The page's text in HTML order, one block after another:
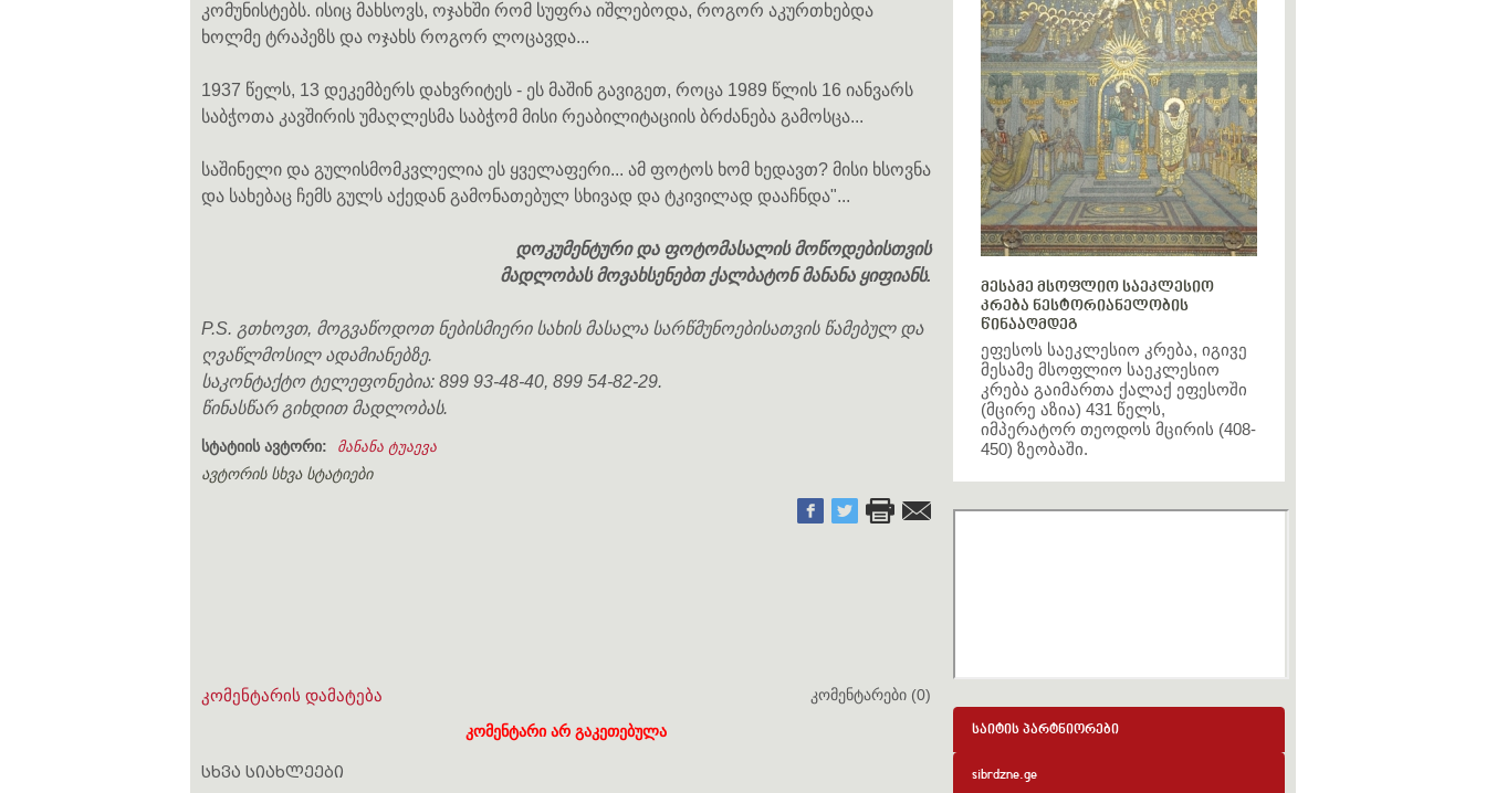
კომუნისტებს. ისიც მახსოვს, ოჯახში რომ სუფრა იშლებოდა, როგორ აკურთხებდა
ხოლმე ტრაპეზს და ოჯახს როგორ ლოცავდა...
1937 წელს, 13 დეკემბერს დახვრიტეს - ეს მაშინ გავიგეთ, როცა 1989 წლის 16 იანვარს
საბჭოთა კავშირის უმაღლესმა საბჭომ მისი რეაბილიტაციის ბრძანება გამოსცა...
საშინელი და გულისმომკვლელია ეს ყველაფერი... ამ ფოტოს ხომ ხედავთ? მისი ხსოვნა
და სახებაც ჩემს გულს აქედან გამონათებულ სხივად და ტკივილად დააჩნდა"...
დოკუმენტური და ფოტომასალის მოწოდებისთვის
მადლობას მოვახსენებთ ქალბატონ მანანა ყიფიანს.
P.S. გთხოვთ, მოგვაწოდოთ ნებისმიერი სახის მასალა სარწმუნოებისათვის წამებულ და
ღვაწლმოსილ ადამიანებზე.
საკონტაქტო ტელეფონებია: 899 93-48-40, 899 54-82-29.
წინასწარ გიხდით მადლობას.
სტატიის ავტორი: მანანა ტუაევა
ავტორის სხვა სტატიები
კომენტარის დამატება კომენტარები (0)
კომენტარი არ გაკეთებულა
სხვა სიახლეები
მესამე მსოფლიო საეკლესიო
კრება ნესტორიანელობის
წინააღმდეგ
ეფესოს საეკლესიო კრება, იგივე
მესამე მსოფლიო საეკლესიო
კრება გაიმართა ქალაქ ეფესოში
(მცირე აზია) 431 წელს,
იმპერატორ თეოდოს მცირის (408-
450) ზეობაში.
საიტის პარტნიორები
sibrdzne.ge